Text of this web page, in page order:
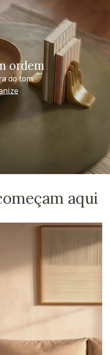
ordem
do tom
aqui